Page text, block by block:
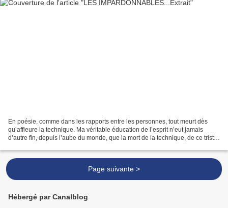
En poésie, comme dans les rapports entre les personnes, tout meurt dès
qu’affleure la technique. Ma véritable éducation de l’esprit n’eut jamais
d’autre fin, depuis l’aube du monde, que la mort de la technique, de ce triste
Page suivante >
Hébergé par Canalblog